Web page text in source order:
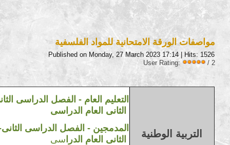
مواصفات الورقة الامتحانية للمواد الفلسفية
Published on Monday, 27 March 2023 17:14| Hits: 1526
User Rating:
/ 2
التربية الوطنية
التعليم العام- الفصل الدراسى
الثانى العام الدراسى
2023/2022 /المدمجين - الفصل الدراسى
الثانى العام الدرا سى